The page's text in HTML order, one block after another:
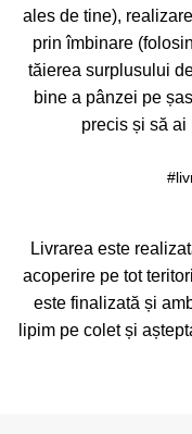
ales de tine),
prin îmbinare
tăierea surplusului
bine a pânzei pe
precis și să ai
Livrarea este
acoperire pe tot
este finalizată și
lipim pe colet și